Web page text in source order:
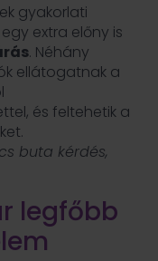
gyakorlati
extra előny is
. Néhány
ellátogatnak a
és feltehetik a
buta kérdés,
legfőbb